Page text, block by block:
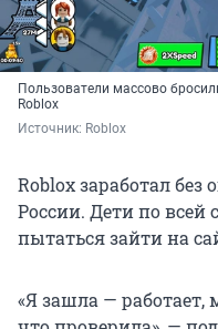
Пользователи массово
Roblox
Источник: Roblox
Roblox заработал
России. Дети по всей
пытаться зайти на
«Я зашла — работает,